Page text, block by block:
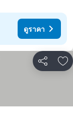
ดูราคา
แชร์ เ